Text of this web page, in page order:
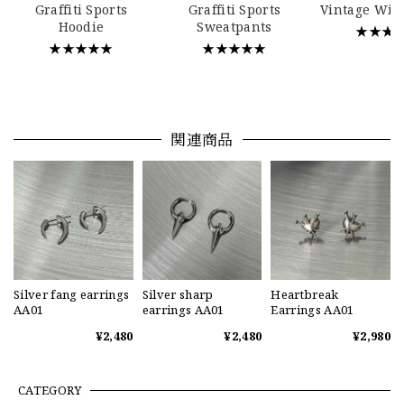
Graffiti Sports
Hoodie
★★★★★
Graffiti Sports
Sweatpants
★★★★★
Vintage
関連商品
Silver fang earrings
AA01
¥2,480
Silver sharp
earrings AA01
¥2,480
Heartbreak
Earrings AA01
¥2,980
CATEGORY